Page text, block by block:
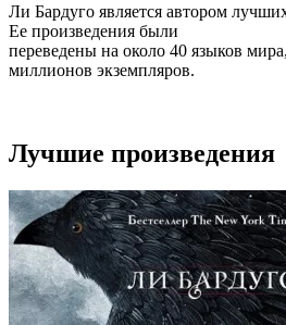
Ли Бардуго является автором
Ее произведения были
переведены на около 40 языков
миллионов экземпляров.
Лучшие произведения